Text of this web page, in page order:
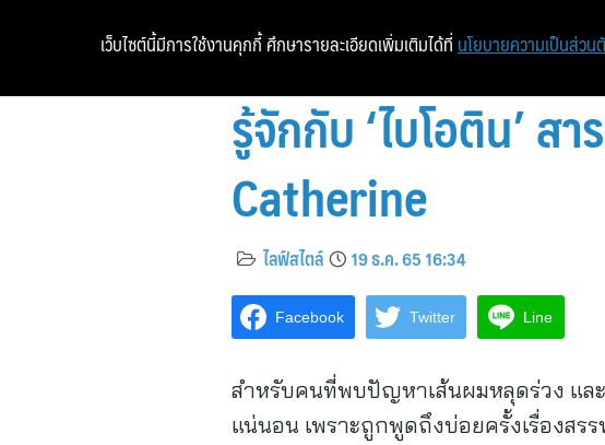
รู้จักกับ ‘ไบโอติน’ ส
Catherine
ไลฟ์สไตล์ 19 ธ.ค. 65 16:34
Facebook Twitter Line
สำหรับคนที่พบปัญหาเส้นผมหลุดร่วง แล
แน่นอน เพราะถูกพูดถึงบ่อยครั้งเรื่องส
เว็บไซต์นี้มีการใช้งานคุกกี้ ศึกษารายละเอียดเพิ่มเติมได้ที่ นโยบายความเป็นส่วน